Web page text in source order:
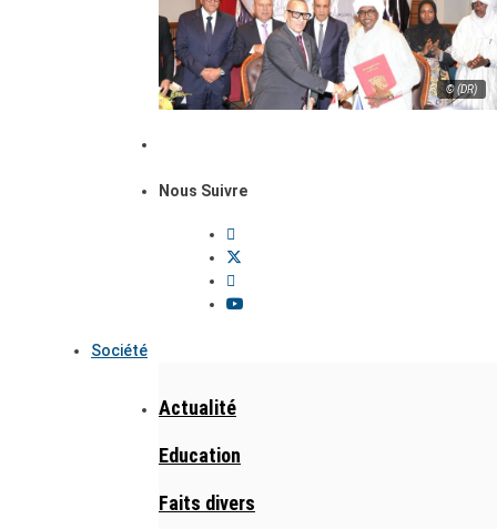
© (DR)
Nous Suivre
Société
Actualité
Education
Faits divers